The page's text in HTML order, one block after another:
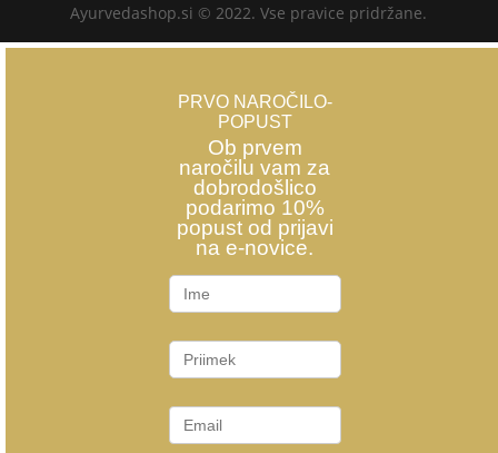
Ayurvedashop.si © 2022. Vse pravice pridržane.
PRVO NAROČILO-
POPUST
Ob prvem
naročilu vam za
dobrodošlico
podarimo 10%
popust od prijavi
na e-novice.